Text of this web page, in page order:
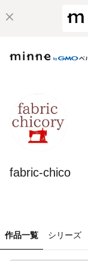
fabric-chico
作品一覧 シリーズ